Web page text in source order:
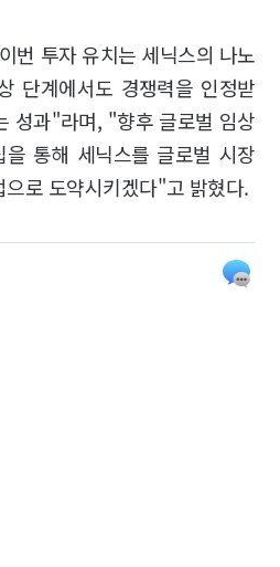
번 투자 유치는 세닉스의 나노
단계에서도 경쟁력을 인정받
성과"라며, "향후 글로벌 임상
통해 세닉스를 글로벌 시장
로 도약시키겠다"고 밝혔다.